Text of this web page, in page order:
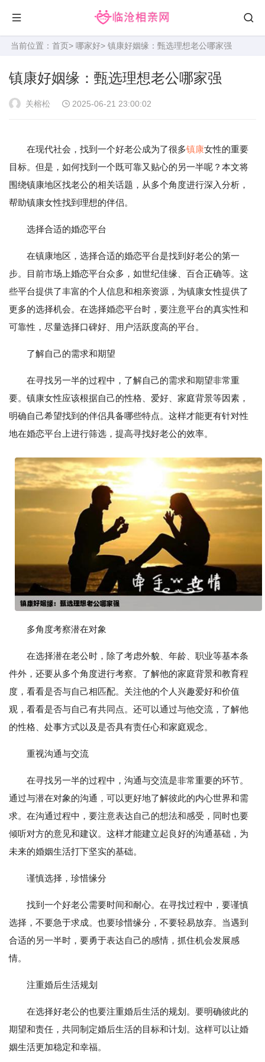
当前位置： 首页> 哪家好> 镇康好姻缘：甄选理想老公哪家强
镇康好姻缘：甄选理想老公哪家强
关榕松 2025-06-21 23:00:02
在现代社会，找到一个好老公成为了很多镇康女性的重要
目标。但是，如何找到一个既可靠又贴心的另一半呢？本文将
围绕镇康地区找老公的相关话题，从多个角度进行深入分析，
帮助镇康女性找到理想的伴侣。
选择合适的婚恋平台
在镇康地区，选择合适的婚恋平台是找到好老公的第一
步。目前市场上婚恋平台众多，如世纪佳缘、百合正确等。这
些平台提供了丰富的个人信息和相亲资源，为镇康女性提供了
更多的选择机会。在选择婚恋平台时，要注意平台的真实性和
可靠性，尽量选择口碑好、用户活跃度高的平台。
了解自己的需求和期望
在寻找另一半的过程中，了解自己的需求和期望非常重
要。镇康女性应该根据自己的性格、爱好、家庭背景等因素，
明确自己希望找到的伴侣具备哪些特点。这样才能更有针对性
地在婚恋平台上进行筛选，提高寻找好老公的效率。
多角度考察潜在对象
在选择潜在老公时，除了考虑外貌、年龄、职业等基本条
件外，还要从多个角度进行考察。了解他的家庭背景和教育程
度，看看是否与自己相匹配。关注他的个人兴趣爱好和价值
观，看看是否与自己有共同点。还可以通过与他交流，了解他
的性格、处事方式以及是否具有责任心和家庭观念。
重视沟通与交流
在寻找另一半的过程中，沟通与交流是非常重要的环节。
通过与潜在对象的沟通，可以更好地了解彼此的内心世界和需
求。在沟通过程中，要注意表达自己的想法和感受，同时也要
倾听对方的意见和建议。这样才能建立起良好的沟通基础，为
未来的婚姻生活打下坚实的基础。
谨慎选择，珍惜缘分
找到一个好老公需要时间和耐心。在寻找过程中，要谨慎
选择，不要急于求成。也要珍惜缘分，不要轻易放弃。当遇到
合适的另一半时，要勇于表达自己的感情，抓住机会发展感
情。
注重婚后生活规划
在选择好老公的也要注重婚后生活的规划。要明确彼此的
期望和责任，共同制定婚后生活的目标和计划。这样可以让婚
姻生活更加稳定和幸福。